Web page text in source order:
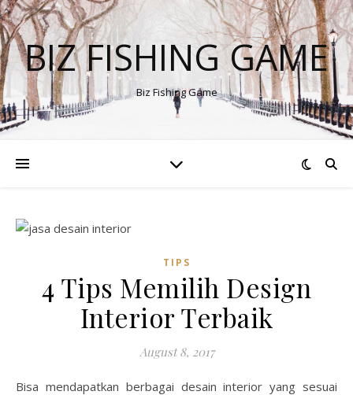
BIZ FISHING GAME
Biz Fishing Game
TIPS
4 Tips Memilih Design
Interior Terbaik
August 8, 2017
Bisa mendapatkan berbagai desain interior yang sesuai